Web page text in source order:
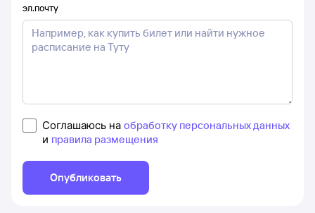
эл.почту
Соглашаюсь на обработку персональных данных
и правила размещения
Опубликовать